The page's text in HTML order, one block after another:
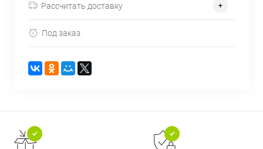
Рассчитать доставку
Под заказ